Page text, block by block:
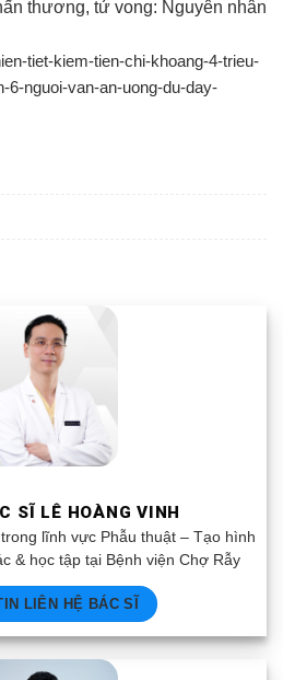
thương, tử vong: Nguyên nhân
tiet-kiem-tien-chi-khoang-4-trieu-
6-nguoi-van-an-uong-du-day-
SĨ LÊ HOÀNG VINH
lĩnh vực Phẫu thuật – Tạo hình
& học tập tại Bệnh viện Chợ Rẫy
LIÊN HỆ BÁC SĨ